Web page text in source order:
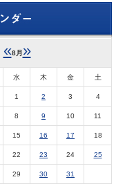
«8月 »
水 木 金 土
1 2 3 4
8 9 10 11
15 16 17 18
22 23 24 25
29 30 31